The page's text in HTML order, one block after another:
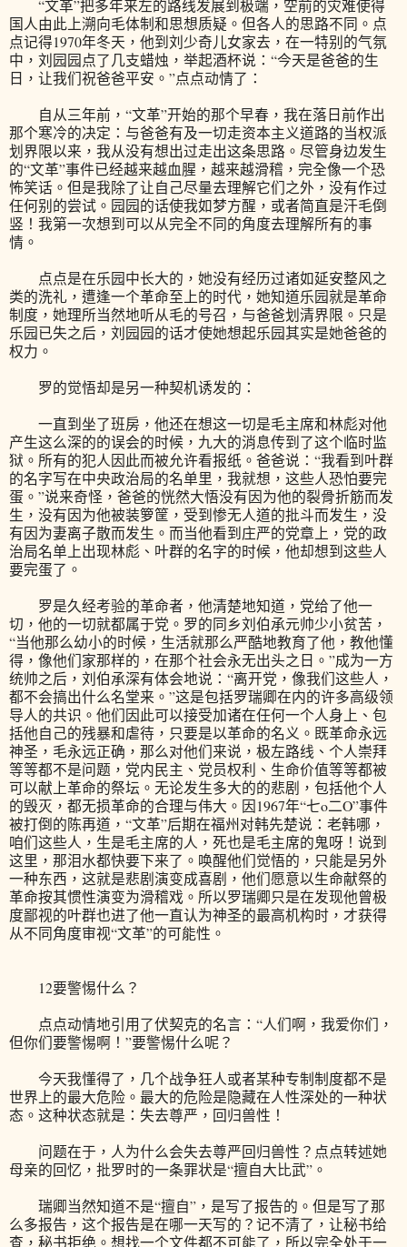
“文革”把多年来左的路线发展到极端，空前的灾难使得
国人由此上溯向毛体制和思想质疑。但各人的思路不同。点
点记得1970年冬天，他到刘少奇儿女家去，在一特别的气氛
中，刘园园点了几支蜡烛，举起酒杯说：“今天是爸爸的生
日，让我们祝爸爸平安。”点点动情了：
自从三年前，“文革”开始的那个早春，我在落日前作出
那个寒冷的决定：与爸爸有及一切走资本主义道路的当权派
划界限以来，我从没有想出过走出这条思路。尽管身边发生
的“文革”事件已经越来越血腥，越来越滑稽，完全像一个恐
怖笑话。但是我除了让自己尽量去理解它们之外，没有作过
任何别的尝试。园园的话使我如梦方醒，或者简直是汗毛倒
竖！我第一次想到可以从完全不同的角度去理解所有的事
情。
点点是在乐园中长大的，她没有经历过诸如延安整风之
类的洗礼，遭逢一个革命至上的时代，她知道乐园就是革命
制度，她理所当然地听从毛的号召，与爸爸划清界限。只是
乐园已失之后，刘园园的话才使她想起乐园其实是她爸爸的
权力。
罗的觉悟却是另一种契机诱发的：
一直到坐了班房，他还在想这一切是毛主席和林彪对他
产生这么深的的误会的时候，九大的消息传到了这个临时监
狱。所有的犯人因此而被允许看报纸。爸爸说：“我看到叶群
的名字写在中央政治局的名单里，我就想，这些人恐怕要完
蛋。”说来奇怪，爸爸的恍然大悟没有因为他的裂骨折筋而发
生，没有因为他被装箩筐，受到惨无人道的批斗而发生，没
有因为妻离子散而发生。而当他看到庄严的党章上，党的政
治局名单上出现林彪、叶群的名字的时候，他却想到这些人
要完蛋了。
罗是久经考验的革命者，他清楚地知道，党给了他一
切，他的一切就都属于党。罗的同乡刘伯承元帅少小贫苦，
“当他那么幼小的时候，生活就那么严酷地教育了他，教他懂
得，像他们家那样的，在那个社会永无出头之日。”成为一方
统帅之后，刘伯承深有体会地说：“离开党，像我们这些人，
都不会搞出什么名堂来。”这是包括罗瑞卿在内的许多高级领
导人的共识。他们因此可以接受加诸在任何一个人身上、包
括他自己的残暴和虐待，只要是以革命的名义。既革命永远
神圣，毛永远正确，那么对他们来说，极左路线、个人崇拜
等等都不是问题，党内民主、党员权利、生命价值等等都被
可以献上革命的祭坛。无论发生多大的的悲剧，包括他个人
的毁灭，都无损革命的合理与伟大。因1967年“七o二O”事件
被打倒的陈再道，“文革”后期在福州对韩先楚说：老韩哪，
咱们这些人，生是毛主席的人，死也是毛主席的鬼呀！说到
这里，那泪水都快要下来了。唤醒他们觉悟的，只能是另外
一种东西，这就是悲剧演变成喜剧，他们愿意以生命献祭的
革命按其惯性演变为滑稽戏。所以罗瑞卿只是在发现他曾极
度鄙视的叶群也进了他一直认为神圣的最高机构时，才获得
从不同角度审视“文革”的可能性。
12要警惕什么？
点点动情地引用了伏契克的名言：“人们啊，我爱你们，
但你们要警惕啊！”要警惕什么呢？
今天我懂得了，几个战争狂人或者某种专制制度都不是
世界上的最大危险。最大的危险是隐藏在人性深处的一种状
态。这种状态就是：失去尊严，回归兽性！
问题在于，人为什么会失去尊严回归兽性？点点转述她
母亲的回忆，批罗时的一条罪状是“擅自大比武”。
瑞卿当然知道不是“擅自”，是写了报告的。但是写了那
么多报告，这个报告是在哪一天写的？记不清了，让秘书给
查，秘书拒绝。想找一个文件都不可能了，所以完全处于一